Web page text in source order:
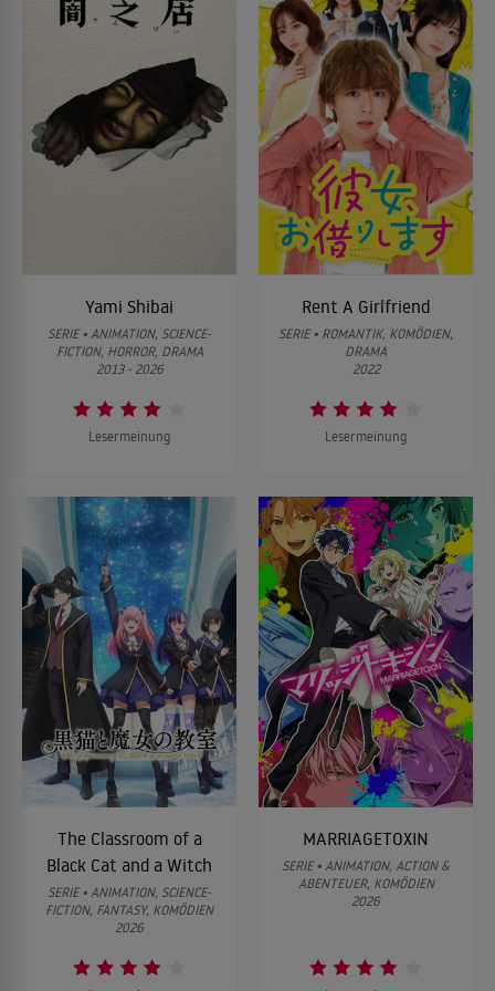
ALLES ZEIGEN ↓
Yami Shibai
SERIE • ANIMATION, SCIENCE-
FICTION, HORROR, DRAMA
2013 - 2026
Lesermeinung
Rent A Girlfriend
SERIE • ROMANTIK, KOMÖDIEN,
DRAMA
2022
Lesermeinung
The Classroom of a
Black Cat and a Witch
SERIE • ANIMATION, SCIENCE-
FICTION, FANTASY, KOMÖDIEN
2026
MARRIAGETOXIN
SERIE • ANIMATION, ACTION &
ABENTEUER, KOMÖDIEN
2026